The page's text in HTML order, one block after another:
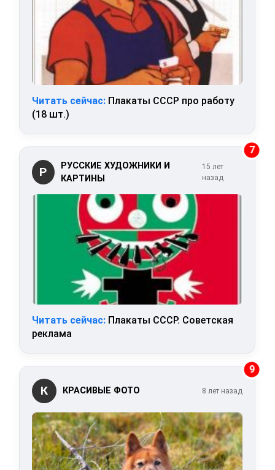
Читать сейчас: Плакаты СССР про работу
(18 шт.)
7
Р
РУССКИЕ ХУДОЖНИКИ И
КАРТИНЫ
15 лет
назад
Читать сейчас: Плакаты СССР. Советская
реклама
9
К КРАСИВЫЕ ФОТО 8 лет назад